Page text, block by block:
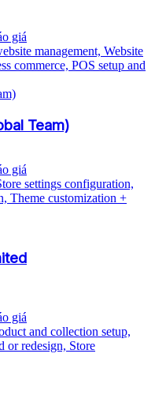
giá
management, Website
commerce, POS setup and
Team)
giá
settings configuration,
Theme customization +
giá
and collection setup,
or redesign, Store